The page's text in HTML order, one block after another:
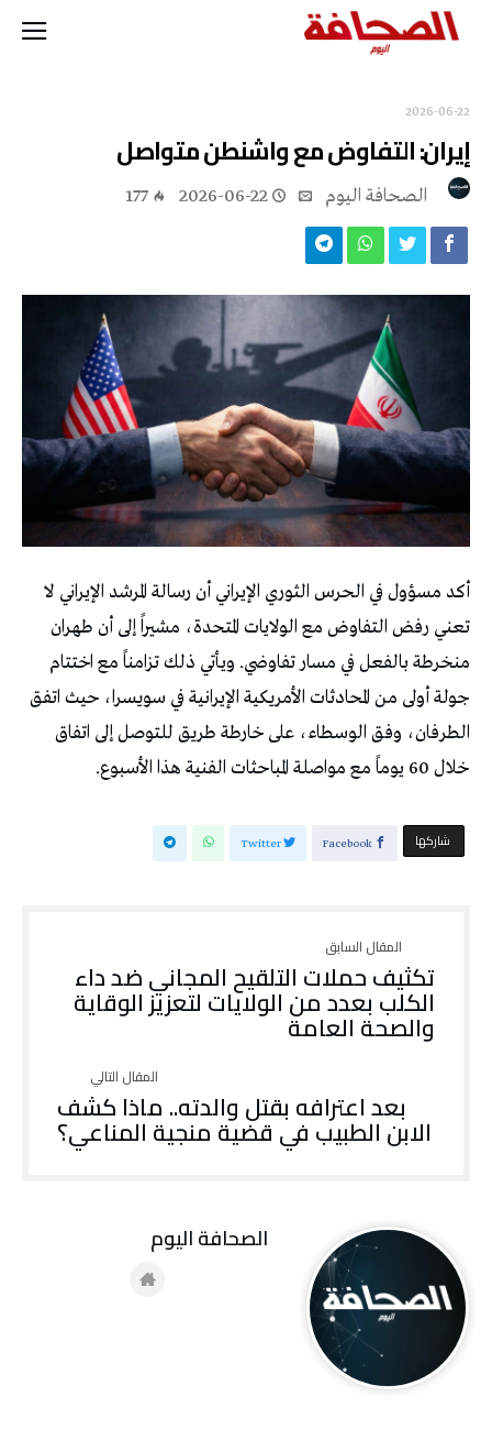
2026-06-22
إيران: التفاوض مع واشنطن متواصل
2026-06-22
177
أكد مسؤول في الحرس الثوري الإيراني أن رسالة المرشد الإيراني لا
تعني رفض التفاوض مع الولايات المتحدة، مشيراً إلى أن طهران
منخرطة بالفعل في مسار تفاوضي. ويأتي ذلك تزامناً مع اختتام
جولة أولى من المحادثات الأمريكية الإيرانية في سويسرا، حيث اتفق
الطرفان، وفق الوسطاء، على خارطة طريق للتوصل إلى اتفاق
خلال 60 يوماً مع مواصلة المباحثات الفنية هذا الأسبوع.
‫‫ شاركها‬ Facebook
Twitter
تكثيف حملات التلقيح المجاني ضد داء
الكلب بعدد من الولايات لتعزيز الوقاية
والصحة العامة
بعد اعترافه بقتل والدته.. ماذا كشف
الابن الطبيب في قضية منجية المناعي؟